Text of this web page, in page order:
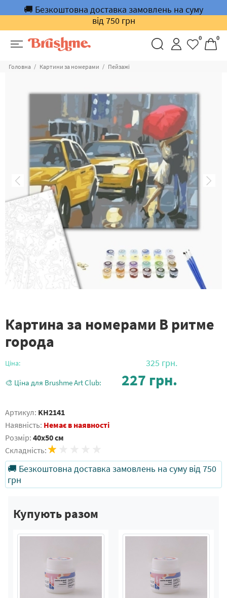
🚚 Безкоштовна доставка замовлень на суму
від 750 грн
0 0
Головна Картини за номерами Пейзажі
Картина за номерами В ритме
города
Ціна: 325 грн.
🎨 Ціна для Brushme Art Club: 227 грн.
Артикул: KH2141
Наявність: Немає в наявності
Розмір: 40x50 см
Складність:
🚚 Безкоштовна доставка замовлень на суму від 750
грн
Купують разом